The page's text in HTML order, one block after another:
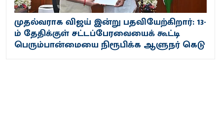
முதல்வராக விஜய் இன்று பதவியேற்கிறார்: 13-
ம் தேதிக்குள் சட்டப்பேரவையைக் கூட்டி
பெரும்பான்மையை நிரூபிக்க ஆளுநர் கெடு